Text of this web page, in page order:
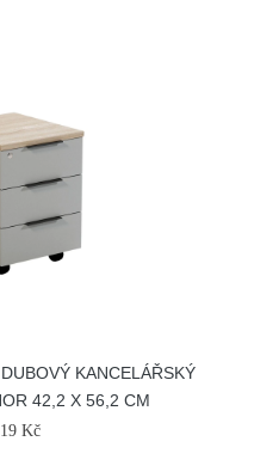
KANCELÁŘSKÝ
42,2 X 56,2 CM
Kč